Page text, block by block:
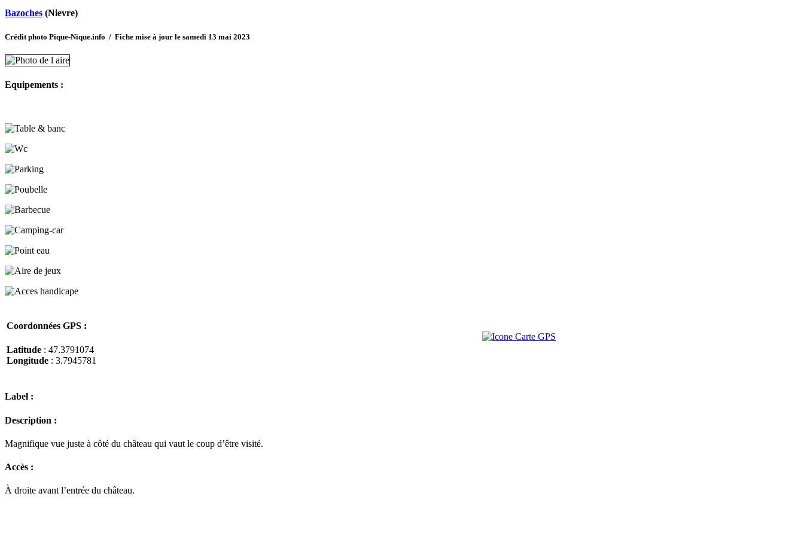
Bazoches (Nievre)
Crédit photo Pique-Nique.info / Fiche mise à jour le samedi 13 mai 2023
Equipements :
Coordonnées GPS :
Latitude : 47.3791074
Longitude : 3.7945781
Label :
Description :
Magnifique vue juste à côté du château qui vaut le coup d’être visité.
Accès :
À droite avant l’entrée du château.